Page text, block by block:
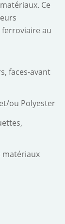
Ce
au
faces-avant
ou Polyester
matériaux